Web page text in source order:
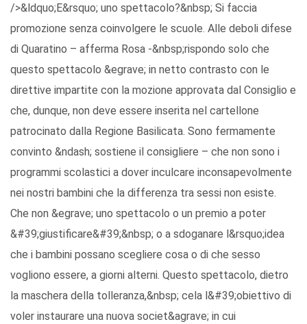
/>&ldquo;E&rsquo; uno spettacolo?&nbsp; Si faccia
promozione senza coinvolgere le scuole. Alle deboli difese
di Quaratino – afferma Rosa -&nbsp;rispondo solo che
questo spettacolo &egrave; in netto contrasto con le
direttive impartite con la mozione approvata dal Consiglio e
che, dunque, non deve essere inserita nel cartellone
patrocinato dalla Regione Basilicata. Sono fermamente
convinto &ndash; sostiene il consigliere – che non sono i
programmi scolastici a dover inculcare inconsapevolmente
nei nostri bambini che la differenza tra sessi non esiste.
Che non &egrave; uno spettacolo o un premio a poter
&#39;giustificare&#39;&nbsp; o a sdoganare l&rsquo;idea
che i bambini possano scegliere cosa o di che sesso
vogliono essere, a giorni alterni. Questo spettacolo, dietro
la maschera della tolleranza,&nbsp; cela l&#39;obiettivo di
voler instaurare una nuova societ&agrave; in cui